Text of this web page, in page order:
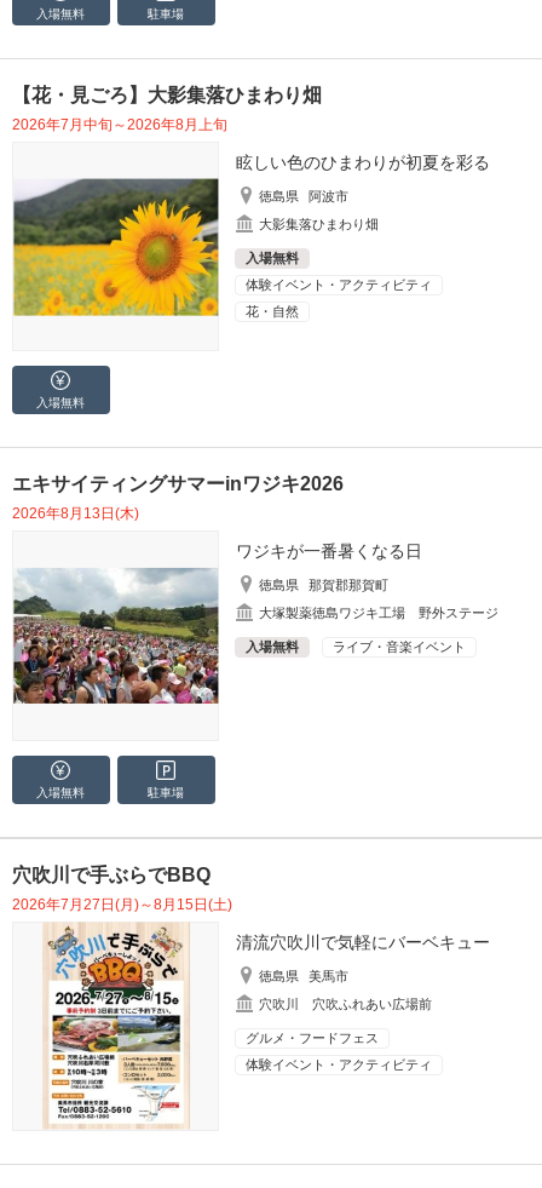
入場無料 駐車場
【花・見ごろ】大影集落ひまわり畑
2026年7月中旬～2026年8月上旬
眩しい色のひまわりが初夏を彩る
徳島県
阿波市
大影集落ひまわり畑
入場無料
体験イベント・アクティビティ
花・自然
入場無料
エキサイティングサマーinワジキ2026
2026年8月13日(木)
ワジキが一番暑くなる日
徳島県
那賀郡那賀町
大塚製薬徳島ワジキ工場 野外ステージ
入場無料 ライブ・音楽イベント
入場無料 駐車場
穴吹川で手ぶらでBBQ
2026年7月27日(月)～8月15日(土)
清流穴吹川で気軽にバーベキュー
徳島県
美馬市
穴吹川 穴吹ふれあい広場前
グルメ・フードフェス
体験イベント・アクティビティ